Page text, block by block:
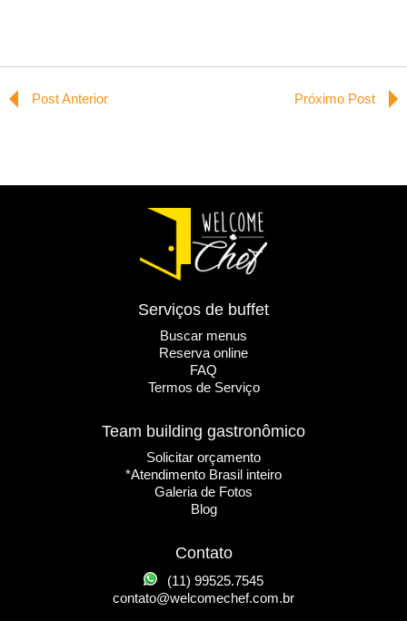
Post Anterior Próximo Post
Serviços de buffet
Buscar menus
Reserva online
FAQ
Termos de Serviço
Team building gastronômico
Solicitar orçamento
*Atendimento Brasil inteiro
Galeria de Fotos
Blog
Contato
(11) 99525.7545
contato@welcomechef.com.br